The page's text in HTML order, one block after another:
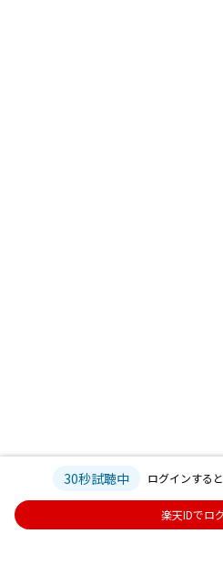
30秒試聴中 ログインする
楽天IDでロ